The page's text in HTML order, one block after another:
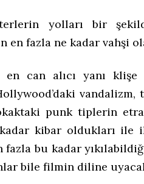
yolları bir
en fazla ne kadar vahşi
en can alıcı yanı
punk tiplerin
kadar kibar oldukları
fazla bu kadar
bile filmin diline